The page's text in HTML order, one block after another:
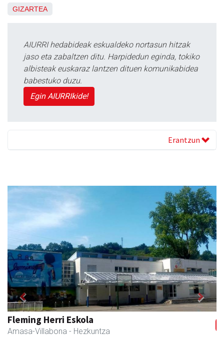
GIZARTEA
AIURRI hedabideak eskualdeko nortasun hitzak
jaso eta zabaltzen ditu. Harpidedun eginda, tokiko
albisteak euskaraz lantzen dituen komunikabidea
babestuko duzu.
Egin AIURRIkide!
Erantzun
Izurtzu erretegia
Asteasu - Erretegia
Previous Next